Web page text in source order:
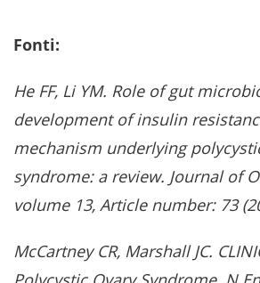
Fonti:
He FF, Li YM. Role of gut
development of insulin
mechanism underlying
syndrome: a review. Journal of
volume 13, Article number: 73
McCartney CR, Marshall JC.